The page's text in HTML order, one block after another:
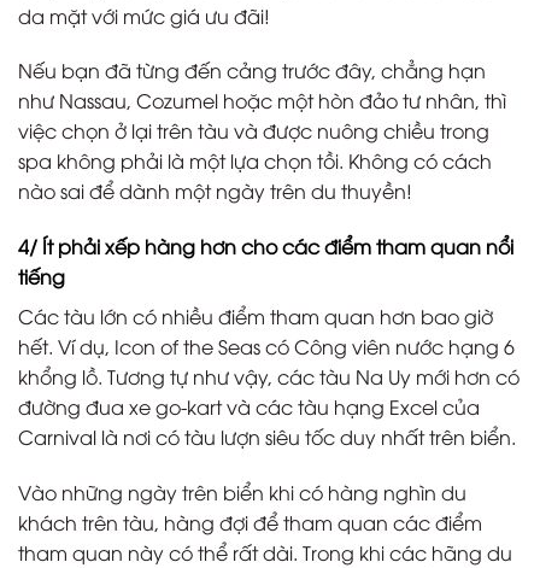
da mặt với mức giá ưu đãi!
Nếu bạn đã từng đến cảng trước đây, chẳng hạn
như Nassau, Cozumel hoặc một hòn đảo tư nhân, thì
việc chọn ở lại trên tàu và được nuông chiều trong
spa không phải là một lựa chọn tồi. Không có cách
nào sai để dành một ngày trên du thuyền!
4/ Ít phải xếp hàng hơn cho các điểm tham quan nổi
tiếng
Các tàu lớn có nhiều điểm tham quan hơn bao giờ
hết. Ví dụ, Icon of the Seas có Công viên nước hạng 6
khổng lồ. Tương tự như vậy, các tàu Na Uy mới hơn có
đường đua xe go-kart và các tàu hạng Excel của
Carnival là nơi có tàu lượn siêu tốc duy nhất trên biển.
Vào những ngày trên biển khi có hàng nghìn du
khách trên tàu, hàng đợi để tham quan các điểm
tham quan này có thể rất dài. Trong khi các hãng du